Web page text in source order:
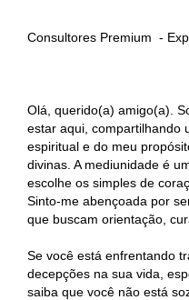
Consultores Premium -
Olá, querido(a) amigo(a).
estar aqui, compartilhando
espiritual e do meu
divinas. A mediunidade é
escolhe os simples de
Sinto-me abençoada por
que buscam orientação,
Se você está enfrentando
decepções na sua vida,
saiba que você não está